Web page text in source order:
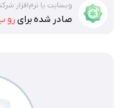
وبسایت یا نرم‌افزار
صادر شده برای رو